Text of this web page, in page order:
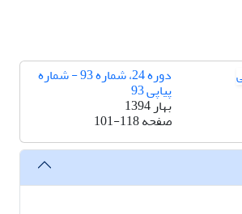
دوره 24، شماره 93 - شماره
پیاپی 93
بهار 1394
صفحه101-118